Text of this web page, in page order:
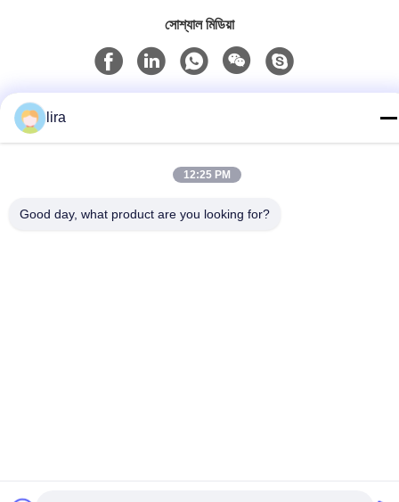
সোশ্যাল মিডিয়া
sales@gabion.cn
lira
12:25 PM
Good day, what product are you looking for?